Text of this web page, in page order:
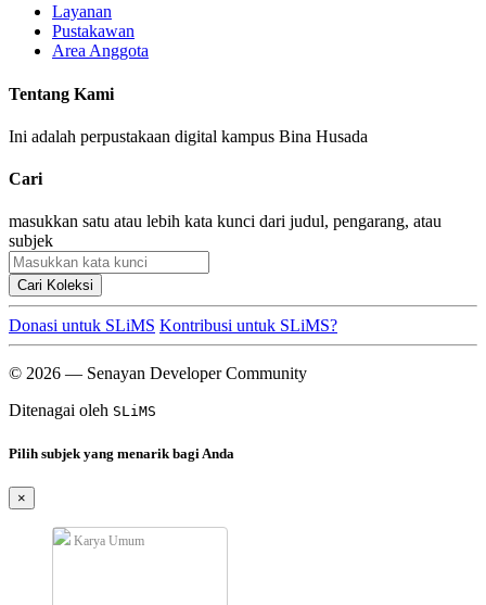
Layanan
Pustakawan
Area Anggota
Tentang Kami
Ini adalah perpustakaan digital kampus Bina Husada
Cari
masukkan satu atau lebih kata kunci dari judul, pengarang, atau
subjek
Cari Koleksi
Donasi untuk SLiMS Kontribusi untuk SLiMS?
© 2026 — Senayan Developer Community
Ditenagai oleh SLiMS
Pilih subjek yang menarik bagi Anda
×
Karya Umum